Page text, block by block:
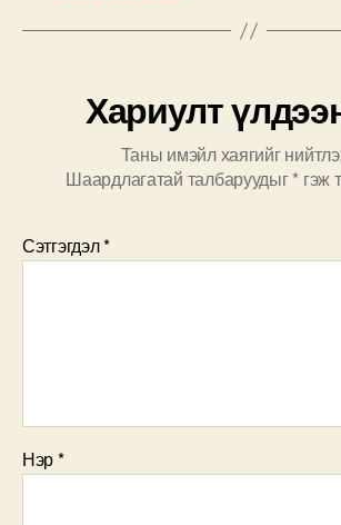
Хариулт
Таны имэйл хаягийг
Шаардлагатай талбаруудыг* гэж
Сэтгэгдэл*
Нэр*